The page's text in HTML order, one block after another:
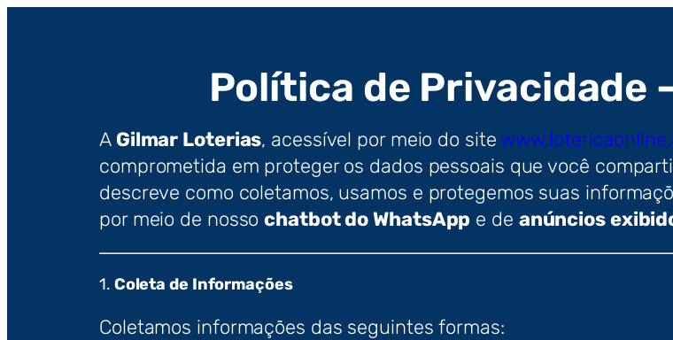
Política de Privacidade
A Gilmar Loterias, acessível por meio do site
comprometida em proteger os dados pessoais que você
descreve como coletamos, usamos e protegemos suas
por meio de nossochatbot do WhatsApp e de anúncios
1. Coleta de Informações
Coletamos informações das seguintes formas: